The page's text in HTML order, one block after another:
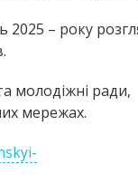
– року
молодіжні ради,
мережах.